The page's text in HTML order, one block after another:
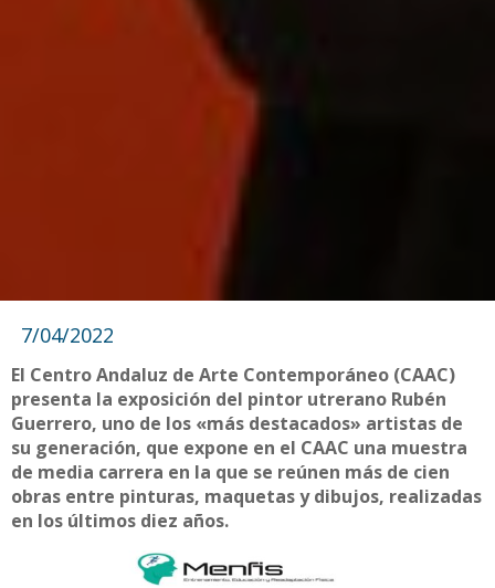
7/04/2022
El Centro Andaluz de Arte Contemporáneo (CAAC)
presenta la exposición del pintor utrerano Rubén
Guerrero, uno de los «más destacados» artistas de
su generación, que expone en el CAAC una muestra
de media carrera en la que se reúnen más de cien
obras entre pinturas, maquetas y dibujos, realizadas
en los últimos diez años.